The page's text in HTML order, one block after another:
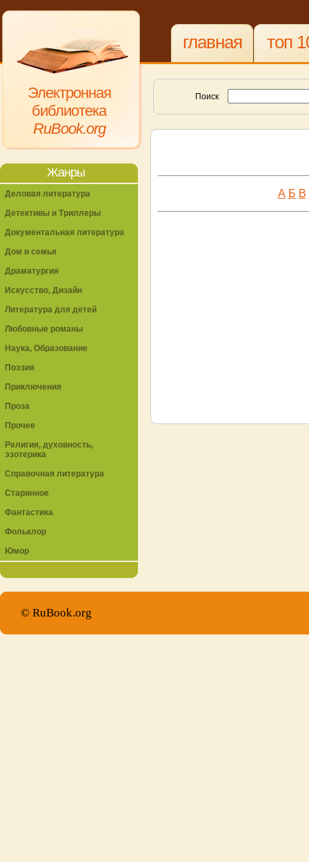
Электронная
библиотека
RuBook.org
главная топ
Поиск
А Б В
Жанры
Деловая литература
Детективы и Триллеры
Документальная литература
Дом и семья
Драматургия
Искусство, Дизайн
Литература для детей
Любовные романы
Наука, Образование
Поэзия
Приключения
Проза
Прочее
Религия, духовность,
эзотерика
Справочная литература
Старинное
Фантастика
Фольклор
Юмор
© RuBook.org